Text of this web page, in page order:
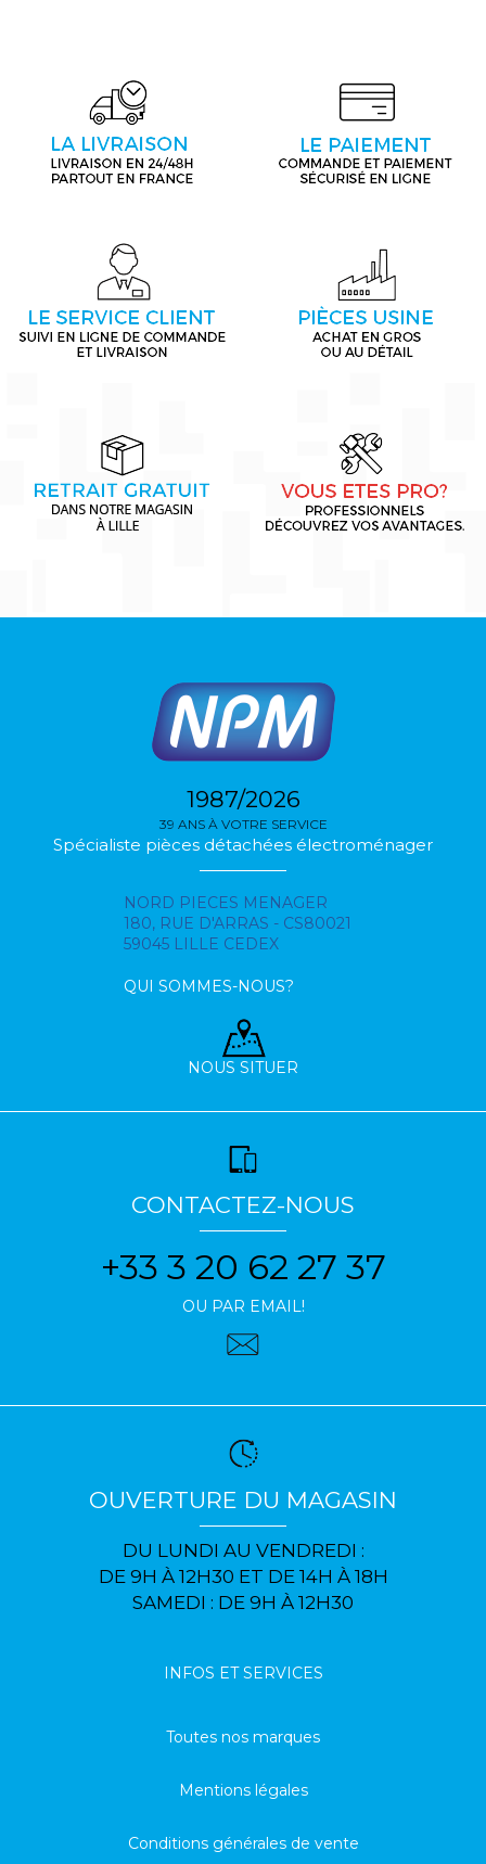
1987/2026
39 ANS À VOTRE SERVICE
Spécialiste pièces détachées électroménager
NORD PIECES MENAGER
180, RUE D'ARRAS - CS80021
59045 LILLE CEDEX
QUI SOMMES-NOUS?
NOUS SITUER
CONTACTEZ-NOUS
+33 3 20 62 27 37
OU PAR EMAIL!
OUVERTURE DU MAGASIN
DU LUNDI AU VENDREDI :
DE 9H À 12H30 ET DE 14H À 18H
SAMEDI : DE 9H À 12H30
INFOS ET SERVICES
Toutes nos marques
Mentions légales
Conditions générales de vente